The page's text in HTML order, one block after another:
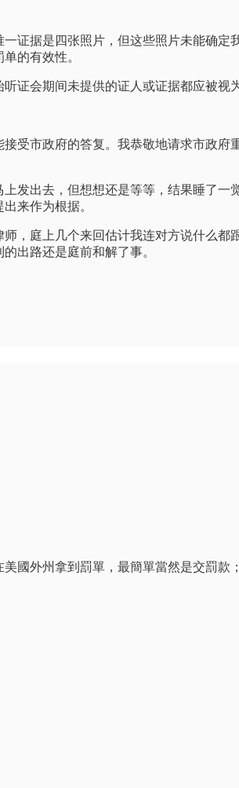
证据是四张照片，但这些照片未能确
的有效性。
证会期间未提供的证人或证据都应被视
受市政府的答复。我恭敬地请求市政
发出去，但想想还是等等，结果睡了
来作为根据。
，庭上几个来回估计我连对方说什么
出路还是庭前和解了事。
國外州拿到罰單，最簡單當然是交罰